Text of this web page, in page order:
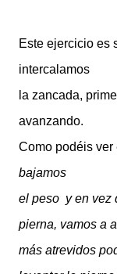
Este ejercicio es
intercalamos
la zancada,
avanzando.
Como podéis ver
bajamos
el peso y en vez
pierna, vamos a
más atrevidos